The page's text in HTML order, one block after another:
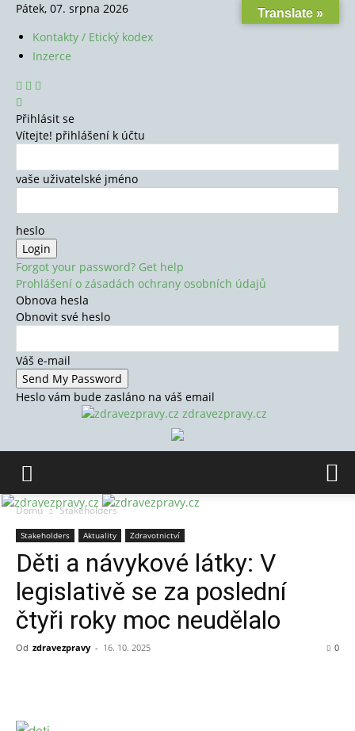
Pátek, 07. srpna 2026
Kontakty / Etický kodex
Inzerce
Přihlásit se
Vítejte! přihlášení k účtu
vaše uživatelské jméno
heslo
Forgot your password? Get help
Prohlášení o zásadách ochrany osobních údajů
Obnova hesla
Obnovit své heslo
Váš e-mail
Heslo vám bude zasláno na váš email
zdravezpravy.cz
Domů Stakeholders
Stakeholders Aktuality Zdravotnictví
Děti a návykové látky: V
legislativě se za poslední
čtyři roky moc neudělalo
Od zdravezpravy - 16. 10. 2025 0
Translate »